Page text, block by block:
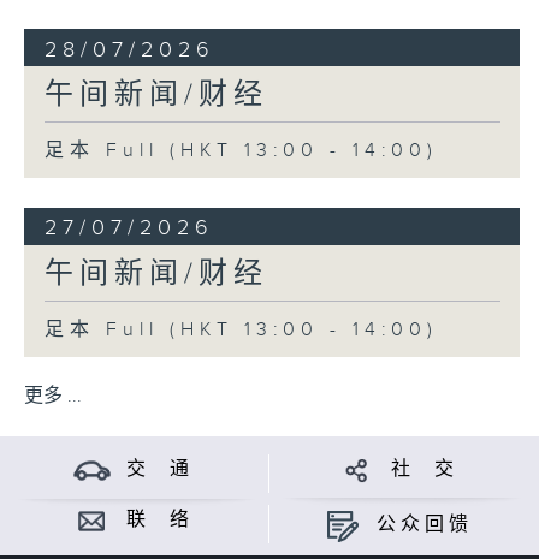
28/07/2026
午间新闻/财经
足本 Full (HKT 13:00 - 14:00)
27/07/2026
午间新闻/财经
足本 Full (HKT 13:00 - 14:00)
更多 ...
交 通 社 交
联 络 公众回馈